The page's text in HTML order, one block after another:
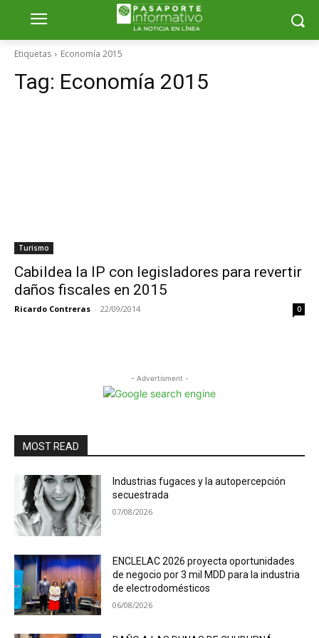
Etiquetas Economía 2015
Tag: Economía 2015
Turismo
Cabildea la IP con legisladores para revertir
daños fiscales en 2015
Ricardo Contreras - 22/09/2014 0
- Advertisment -
MOST READ
Industrias fugaces y la autopercepción
secuestrada
07/08/2026
ENCLELAC 2026 proyecta oportunidades
de negocio por 3 mil MDD para la industria
de electrodomésticos
06/08/2026